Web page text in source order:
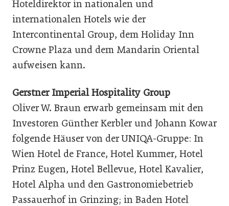
Hoteldirektor in nationalen und
internationalen Hotels wie der
Intercontinental Group, dem Holiday Inn
Crowne Plaza und dem Mandarin Oriental
aufweisen kann.
Gerstner Imperial Hospitality Group
Oliver W. Braun erwarb gemeinsam mit den
Investoren Günther Kerbler und Johann Kowar
folgende Häuser von der UNIQA-Gruppe: In
Wien Hotel de France, Hotel Kummer, Hotel
Prinz Eugen, Hotel Bellevue, Hotel Kavalier,
Hotel Alpha und den Gastronomiebetrieb
Passauerhof in Grinzing; in Baden Hotel